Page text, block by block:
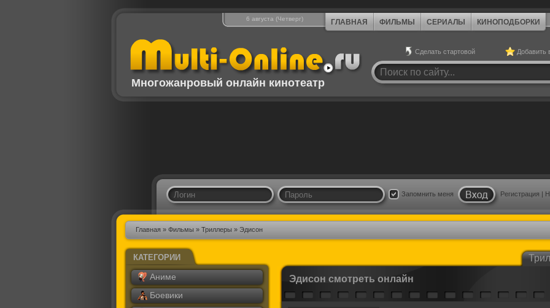
6 августа (Четверг) ГЛАВНАЯ ФИЛЬМЫ СЕРИАЛЫ КИНОПОДБОРКИ
Многожанровый онлайн кинотеатр
Сделать стартовой Добавить
Запомнить меня Регистрация |
Главная» Фильмы» Триллеры» Эдисон
КАТЕГОРИИ
Аниме
Боевики
Эдисон смотреть онлайн